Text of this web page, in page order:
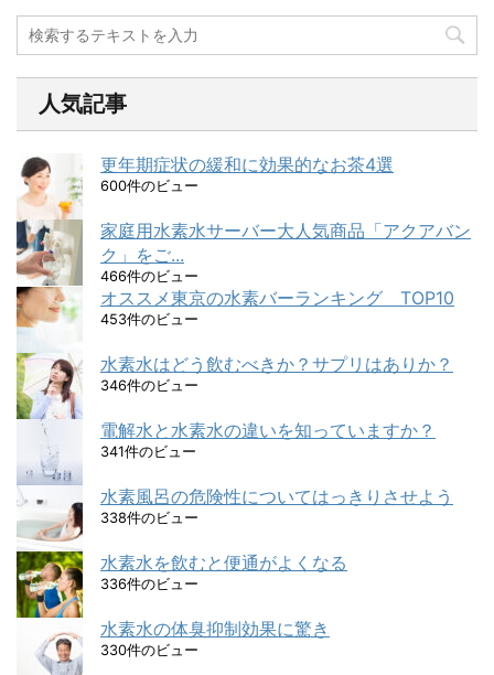
人気記事
更年期症状の緩和に効果的なお茶4選
600件のビュー
家庭用水素水サーバー大人気商品「アクアバン
ク」をご...
466件のビュー
オススメ東京の水素バーランキング TOP10
453件のビュー
水素水はどう飲むべきか？サプリはありか？
346件のビュー
電解水と水素水の違いを知っていますか？
341件のビュー
水素風呂の危険性についてはっきりさせよう
338件のビュー
水素水を飲むと便通がよくなる
336件のビュー
水素水の体臭抑制効果に驚き
330件のビュー